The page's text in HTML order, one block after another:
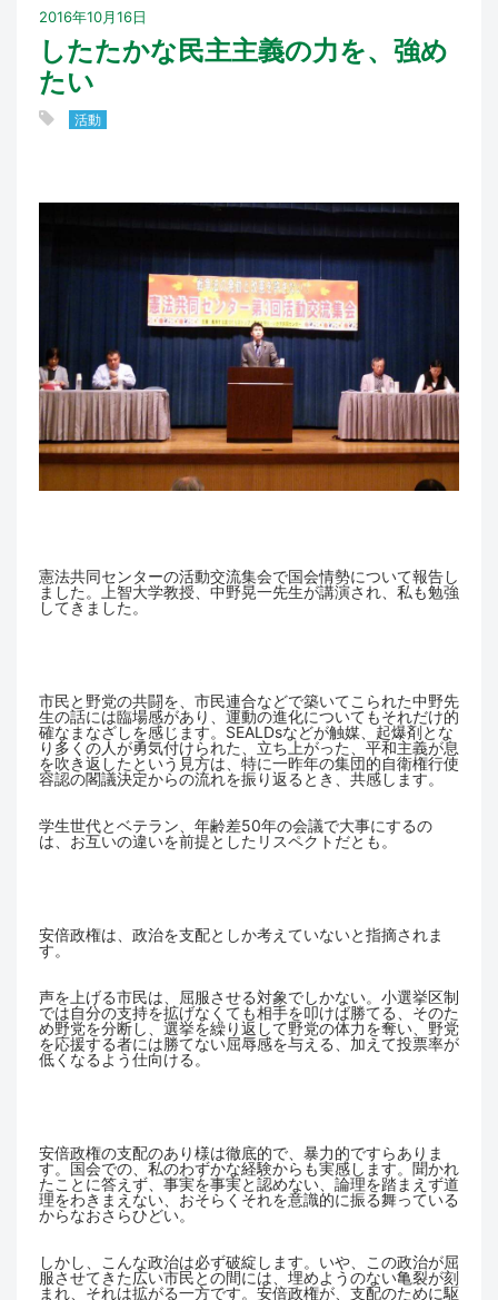
2016年10月16日
したたかな民主主義の力を、強め
たい
活動
憲法共同センターの活動交流集会で国会情勢について報告し
ました。上智大学教授、中野晃一先生が講演され、私も勉強
してきました。
市民と野党の共闘を、市民連合などで築いてこられた中野先
生の話には臨場感があり、運動の進化についてもそれだけ的
確なまなざしを感じます。SEALDsなどが触媒、起爆剤とな
り多くの人が勇気付けられた、立ち上がった、平和主義が息
を吹き返したという見方は、特に一昨年の集団的自衛権行使
容認の閣議決定からの流れを振り返るとき、共感します。
学生世代とベテラン、年齢差50年の会議で大事にするの
は、お互いの違いを前提としたリスペクトだとも。
安倍政権は、政治を支配としか考えていないと指摘されま
す。
声を上げる市民は、屈服させる対象でしかない。小選挙区制
では自分の支持を拡げなくても相手を叩けば勝てる、そのた
め野党を分断し、選挙を繰り返して野党の体力を奪い、野党
を応援する者には勝てない屈辱感を与える、加えて投票率が
低くなるよう仕向ける。
安倍政権の支配のあり様は徹底的で、暴力的ですらありま
す。国会での、私のわずかな経験からも実感します。聞かれ
たことに答えず、事実を事実と認めない、論理を踏まえず道
理をわきまえない、おそらくそれを意識的に振る舞っている
からなおさらひどい。
しかし、こんな政治は必ず破綻します。いや、この政治が屈
服させてきた広い市民との間には、埋めようのない亀裂が刻
まれ、それは拡がる一方です。安倍政権が、支配のために駆